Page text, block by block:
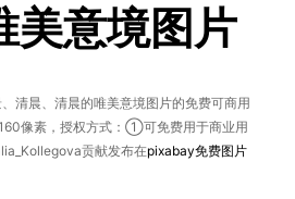
美意境图片
清晨、清晨的唯美意境图片的免费可商用
像素，授权方式：①可免费用于商业用
贡献发布在pixabay免费图片